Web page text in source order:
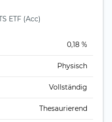
ETF (Acc)
0,18 %
Physisch
Vollständig
Thesaurierend